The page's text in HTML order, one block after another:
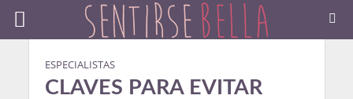
ESPECIALISTAS
CLAVES PARA EVITAR